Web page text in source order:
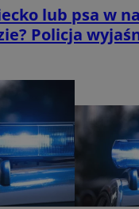
lub psa w
Policja